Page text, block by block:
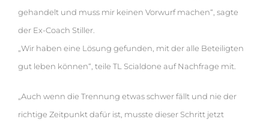
gehandelt und muss mir keinen Vorwurf machen“, sagte
der Ex-Coach Stiller.
„Wir haben eine Lösung gefunden, mit der alle Beteiligten
gut leben können“, teile TL Scialdone auf Nachfrage mit.
„Auch wenn die Trennung etwas schwer fällt und nie der
richtige Zeitpunkt dafür ist, musste dieser Schritt jetzt